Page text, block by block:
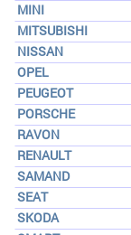
MINI
MITSUBISHI
NISSAN
OPEL
PEUGEOT
PORSCHE
RAVON
RENAULT
SAMAND
SEAT
SKODA